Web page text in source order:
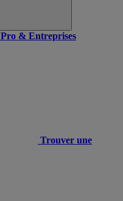
Pro & Entreprises
Trouver une